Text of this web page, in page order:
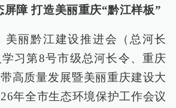
屏障 打造美丽重庆“黔江样板”
丽黔江建设推进会（总河长
习第8号市级总河长令、重庆
高质量发展暨美丽重庆建设大
年全市生态环境保护工作会议